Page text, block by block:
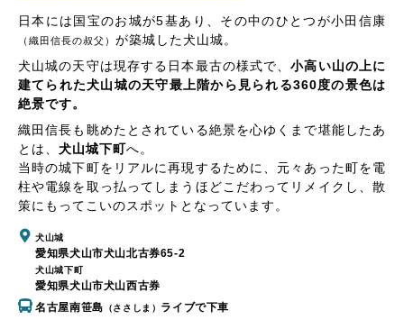
日本には国宝のお城が5基あり、その中のひとつが小田信康
（織田信長の叔父） が築城した犬山城。
犬山城の天守は現存する日本最古の様式で、小高い山の上に
建てられた犬山城の天守最上階から見られる360度の景色は
絶景です。
織田信長も眺めたとされている絶景を心ゆくまで堪能したあ
とは、 犬山城下町へ。
当時の城下町をリアルに再現するために、元々あった町を電
柱や電線を取っ払ってしまうほどこだわってリメイクし、散
策にもってこいのスポットとなっています。
犬山城
愛知県犬山市犬山北古券65-2
犬山城下町
愛知県犬山市犬山西古券
名古屋南笹島 （ささしま） ライブで下車